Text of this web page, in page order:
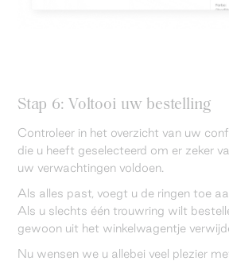
Stap 6: Voltooi uw bestelling
Controleer in het overzicht van uw
die u heeft geselecteerd om er zeker
uw verwachtingen voldoen.
Als alles past, voegt u de ringen toe
Als u slechts één trouwring wilt
gewoon uit het winkelwagentje
Nu wensen we u allebei veel plezier